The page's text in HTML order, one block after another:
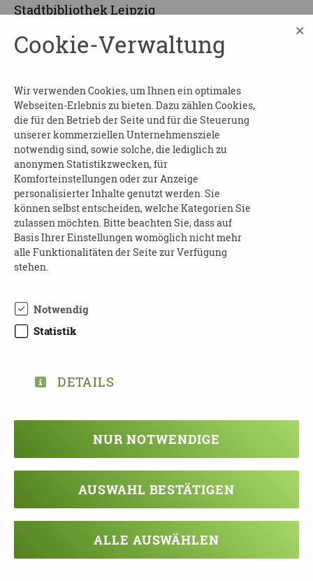
Stadtbibliothek Leipzig
04107
ANMELDUNG:
Stadt Leipzig Demenzfachberatungsstelle
Tel. 0341-123 45 10
E-Mail:demenzberatung@leipzig.de
TEILEN
ZURÜCK ZUR ÜBERSICHT
Veranstaltung verpasst?
Kein Problem - vielleicht klappt es ja
beim nächsten Mal!
Damit Sie keine Termine mehr
verpassen, können Sie sich hier in
unseren Newsletter eintragen!
NEWSLETTER ABONNIEREN!
Cookie-Verwaltung ×
Wir verwenden Cookies, um Ihnen ein optimales
Webseiten-Erlebnis zu bieten. Dazu zählen Cookies,
die für den Betrieb der Seite und für die Steuerung
unserer kommerziellen Unternehmensziele
notwendig sind, sowie solche, die lediglich zu
anonymen Statistikzwecken, für
Komforteinstellungen oder zur Anzeige
personalisierter Inhalte genutzt werden. Sie
können selbst entscheiden, welche Kategorien Sie
zulassen möchten. Bitte beachten Sie, dass auf
Basis Ihrer Einstellungen womöglich nicht mehr
alle Funktionalitäten der Seite zur Verfügung
stehen.
Notwendig
Statistik
DETAILS
NUR NOTWENDIGE
AUSWAHL BESTÄTIGEN
ALLE AUSWÄHLEN